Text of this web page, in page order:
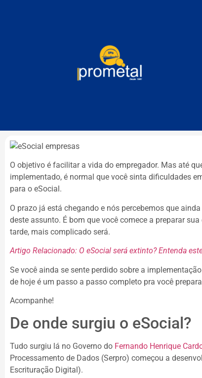
O objetivo é facilitar a vida do empregador. Mas até
implementado, é normal que você sinta dificuldades
para o eSocial.
O prazo já está chegando e nós percebemos que
deste assunto. É bom que você comece a preparar
tarde, mais complicado será.
Artigo Relacionado: O eSocial será extinto? Entenda
Se você ainda se sente perdido sobre a
de hoje é um passo a passo completo pra você
Acompanhe!
De onde surgiu o eSocial?
Tudo surgiu lá no Governo do Fernando Henrique
Processamento de Dados (Serpro) começou a
Escrituração Digital).